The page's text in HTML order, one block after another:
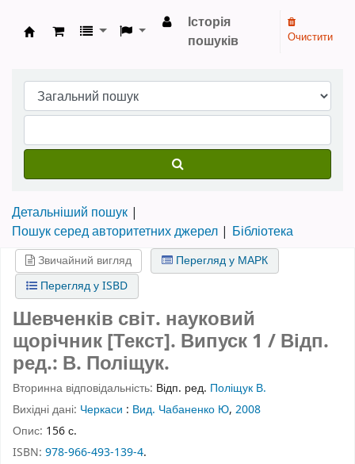
Бібліотека НТШ › Електронний каталог
Історія
пошуків
Очистити
Детальніший пошук
Пошук серед авторитетних джерел
Бібліотека
Звичайний вигляд
Перегляд у МАРК
Перегляд у ISBD
Шевченків світ. науковий
щорічник [Текст]. Випуск 1 / Відп.
ред.: В. Поліщук.
Вторинна відповідальність: Відп. ред. Поліщук В.
Вихідні дані: Черкаси : Вид. Чабаненко Ю, 2008
Опис: 156 с.
ISBN: 978-966-493-139-4.